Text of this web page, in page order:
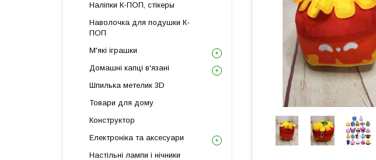
Наліпки К-ПОП, стікеры
Наволочка для подушки К-
ПОП
М'які іграшки
Домашні капці в'язані
Шпилька метелик 3D
Товари для дому
Конструктор
Електроніка та аксесуари
Настільні лампи і нічники